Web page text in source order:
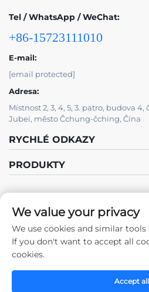
Tel / WhatsApp / WeChat:
+86-15723111010
E-mail:
[email protected]
Adresa:
Místnost 2, 3, 4, 5, 3. patro, budova 4,
Jubei, město Čchung-čching, Čína
RYCHLÉ ODKAZY
PRODUKTY
Sledujte
Autorská práva © 2025 společností
We value your privacy
We use cookies and similar
If you don't want to accept all
cookies.
Accept all